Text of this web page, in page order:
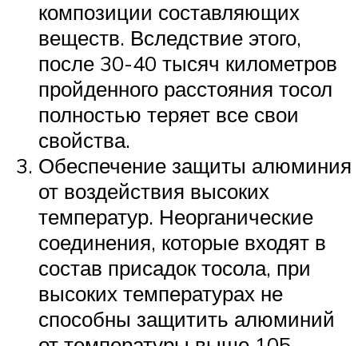
композиции составляющих
веществ. Вследствие этого,
после 30-40 тысяч километров
пройденного расстояния тосол
полностью теряет все свои
свойства.
Обеспечение защиты алюминия
от воздействия высоких
температур. Неорганические
соединения, которые входят в
состав присадок тосола, при
высоких температурах не
способны защитить алюминий